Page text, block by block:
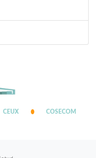
CEUX COSECOM